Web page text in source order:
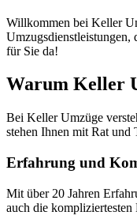
Willkommen bei Keller
Umzugsdienstleistungen,
für Sie da!
Warum Keller
Bei Keller Umzüge
stehen Ihnen mit Rat und
Erfahrung und
Mit über 20 Jahren
auch die kompliziertesten